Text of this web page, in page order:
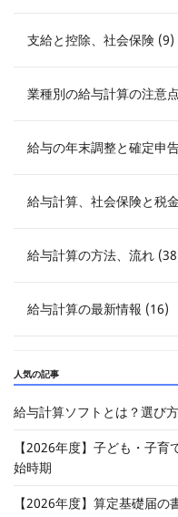
支給と控除、社会保険 (9)
業種別の給与計算の注意
給与の年末調整と確定申
給与計算、社会保険と税
給与計算の方法、流れ
給与計算の最新情報 (16)
人気の記事
給与計算ソフトとは？選び
【2026年度】子ども・子
始時期
【2026年度】算定基礎届